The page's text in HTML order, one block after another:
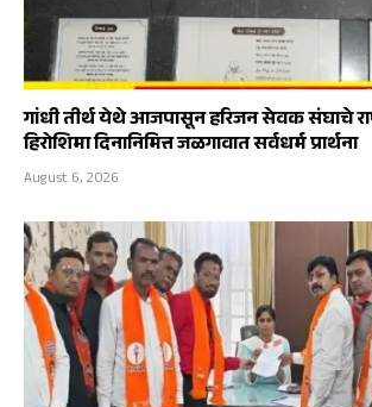
गांधी तीर्थ येथे आजपासून हरिजन सेवक संघाचे
हिरोशिमा दिनानिमित्त जळगावात सर्वधर्म प्रार्थना
August 6, 2026